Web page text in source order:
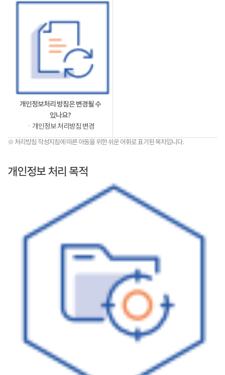
개인정보처리 방침은 변경될 수
있나요?
ㆍ개인정보 처리방침 변경
※ 처리방침 작성지침에 따른 아동을 위한 쉬운 어휘로 표기된 목차입니다.
개인정보 처리 목적